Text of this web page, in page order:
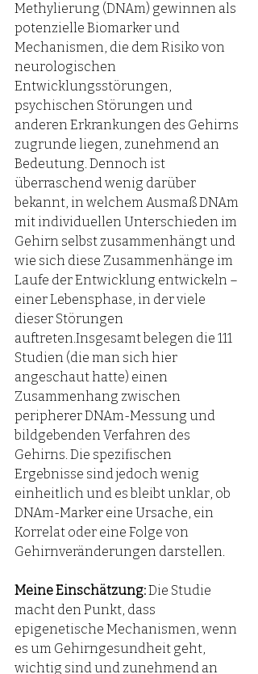
Methylierung (DNAm) gewinnen als
potenzielle Biomarker und
Mechanismen, die dem Risiko von
neurologischen
Entwicklungsstörungen,
psychischen Störungen und
anderen Erkrankungen des Gehirns
zugrunde liegen, zunehmend an
Bedeutung. Dennoch ist
überraschend wenig darüber
bekannt, in welchem ​​Ausmaß DNAm
mit individuellen Unterschieden im
Gehirn selbst zusammenhängt und
wie sich diese Zusammenhänge im
Laufe der Entwicklung entwickeln –
einer Lebensphase, in der viele
dieser Störungen
auftreten.Insgesamt belegen die 111
Studien (die man sich hier
angeschaut hatte) einen
Zusammenhang zwischen
peripherer DNAm-Messung und
bildgebenden Verfahren des
Gehirns. Die spezifischen
Ergebnisse sind jedoch wenig
einheitlich und es bleibt unklar, ob
DNAm-Marker eine Ursache, ein
Korrelat oder eine Folge von
Gehirnveränderungen darstellen.
Meine Einschätzung: Die Studie
macht den Punkt, dass
epigenetische Mechanismen, wenn
es um Gehirngesundheit geht,
wichtig sind und zunehmend an